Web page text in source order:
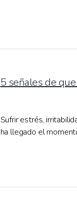
5 señales de
Sufrir estrés,
ha llegado el